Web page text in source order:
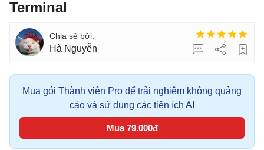
Terminal
Hà Nguyễn
Mua gói Thành viên Pro để trải nghiệm không quảng
cáo và sử dụng các tiện ích AI
Mua 79.000đ